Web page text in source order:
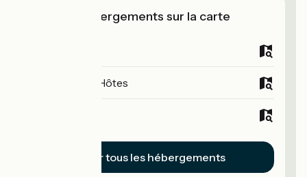
Voir les hébergements sur la carte
Chambres d'Hôtes
Voir tous les hébergements